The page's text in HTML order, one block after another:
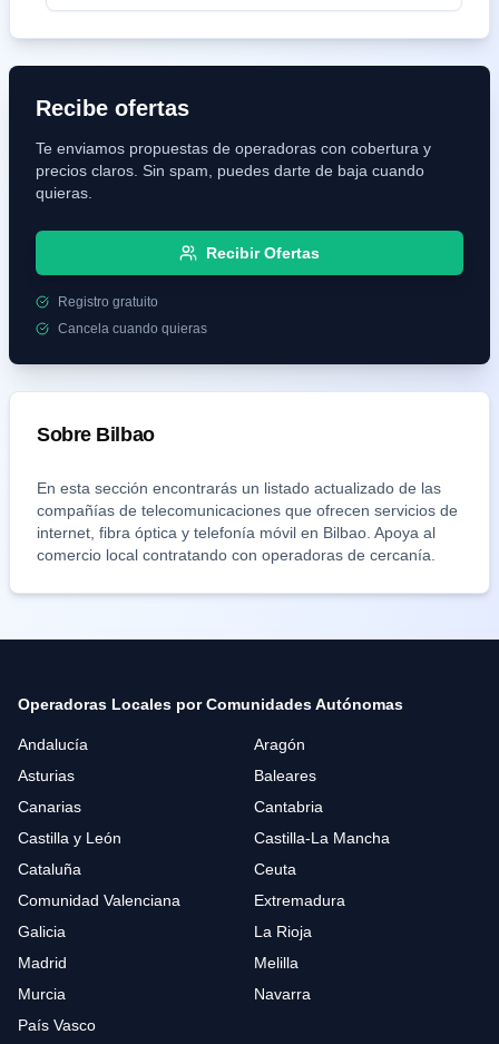
Recibe ofertas
Te enviamos propuestas de operadoras con cobertura y
precios claros. Sin spam, puedes darte de baja cuando
quieras.
Recibir Ofertas
Registro gratuito
Cancela cuando quieras
Sobre Bilbao
En esta sección encontrarás un listado actualizado de las
compañías de telecomunicaciones que ofrecen servicios de
internet, fibra óptica y telefonía móvil en Bilbao . Apoya al
comercio local contratando con operadoras de cercanía.
Operadoras Locales por Comunidades Autónomas
Andalucía
Aragón
Asturias
Baleares
Canarias
Cantabria
Castilla y León
Castilla-La Mancha
Cataluña
Ceuta
Comunidad Valenciana
Extremadura
Galicia
La Rioja
Madrid
Melilla
Murcia
Navarra
País Vasco